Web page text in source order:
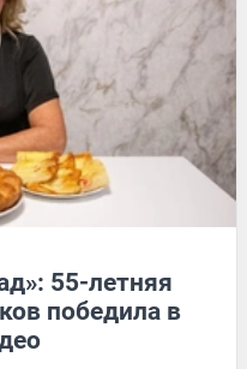
55-летняя
победила в